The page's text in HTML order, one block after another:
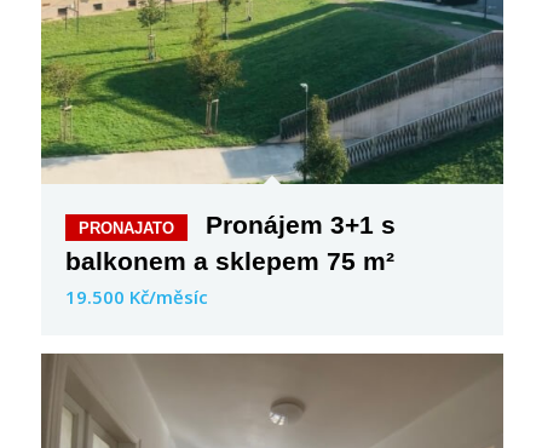
Pronájem 3+1 s
balkonem a sklepem 75 m²
19.500 Kč/měsíc